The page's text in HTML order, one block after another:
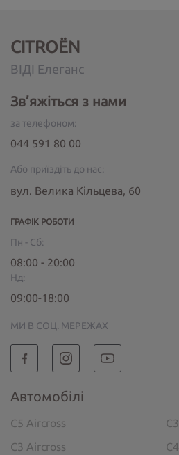
CITROËN
ВІДІ Елеганс
Зв’яжіться з нами
за телефоном:
044 591 80 00
Або приїздіть до нас:
вул. Велика Кільцева, 60
ГРАФІК РОБОТИ
Пн - Сб:
08:00 - 20:00
Нд:
09:00-18:00
МИ В СОЦ. МЕРЕЖАХ
Автомобілі
C5 Aircross
C3
C3 Aircross
C4